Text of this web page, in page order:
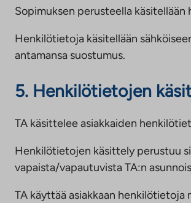
n
l
v
l
u
Sopimuksen perusteella käsitellään
Henkilötietoja käsitellään
antamansa suostumus.
5. Henkilötietojen
TA käsittelee asiakkaiden
Henkilötietojen käsittely perustuu
vapaista/vapautuvista TA:n
TA käyttää asiakkaan henkilötietoja